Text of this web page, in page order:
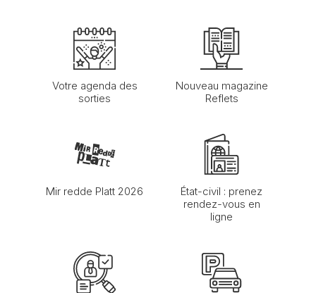
Votre agenda des
sorties
Nouveau magazine
Reflets
Mir redde Platt 2026
État-civil : prenez
rendez-vous en
ligne